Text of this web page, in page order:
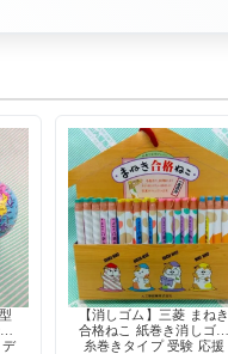
デ
【消しゴム】三菱 まねき
合格ねこ 紙巻き消しゴム
糸巻きタイプ 受験 応援